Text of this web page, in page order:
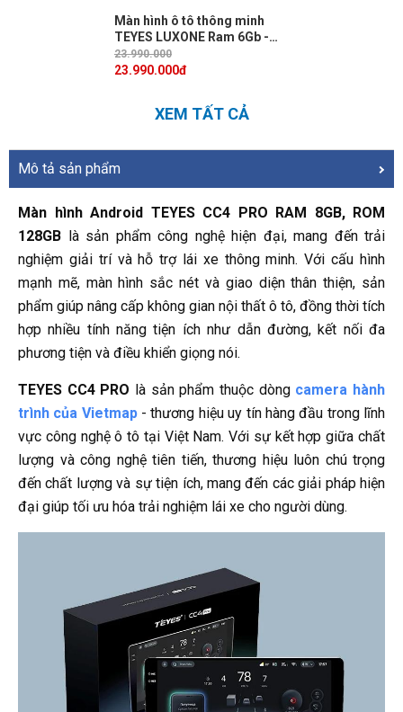
Màn hình ô tô thông minh
TEYES LUXONE Ram 6Gb -
Rom 128Gb, trợ lý thông minh
KIKI, bản đồ Hybrid Vietmap
23.990.000
23.990.000đ
XEM TẤT CẢ
Mô tả sản phẩm
Màn hình Android TEYES CC4 PRO RAM 8GB, ROM
128GB là sản phẩm công nghệ hiện đại, mang đến trải
nghiệm giải trí và hỗ trợ lái xe thông minh. Với cấu hình
mạnh mẽ, màn hình sắc nét và giao diện thân thiện, sản
phẩm giúp nâng cấp không gian nội thất ô tô, đồng thời tích
hợp nhiều tính năng tiện ích như dẫn đường, kết nối đa
phương tiện và điều khiển giọng nói.
TEYES CC4 PRO là sản phẩm thuộc dòng camera hành
trình của Vietmap- thương hiệu uy tín hàng đầu trong lĩnh
vực công nghệ ô tô tại Việt Nam. Với sự kết hợp giữa chất
lượng và công nghệ tiên tiến, thương hiệu luôn chú trọng
đến chất lượng và sự tiện ích, mang đến các giải pháp hiện
đại giúp tối ưu hóa trải nghiệm lái xe cho người dùng.